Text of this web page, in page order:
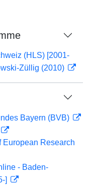
(HLS) [2001-
Züllig (2010)
Bayern (BVB)
European Research
- Baden-
]